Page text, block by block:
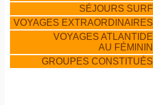
SÉJOURS SURF
VOYAGES EXTRAORDINAIRES
VOYAGES ATLANTIDE
AU FÉMININ
GROUPES CONSTITUÉS